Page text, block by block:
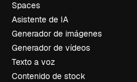
Spaces
Asistente de IA
Generador de imágenes
Generador de vídeos
Texto a voz
Contenido de stock